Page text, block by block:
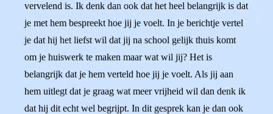
vervelend is. Ik denk dan ook dat het heel belangrijk is dat
je met hem bespreekt hoe jij je voelt. In je berichtje vertel
je dat hij het liefst wil dat jij na school gelijk thuis komt
om je huiswerk te maken maar wat wil jij? Het is
belangrijk dat je hem verteld hoe jij je voelt. Als jij aan
hem uitlegt dat je graag wat meer vrijheid wil dan denk ik
dat hij dit echt wel begrijpt. In dit gesprek kan je dan ook